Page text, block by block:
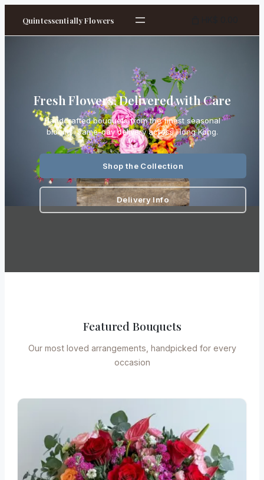
Quintessentially Flowers
Fresh Flowers, Delivered with Care
Handcrafted bouquets from the finest seasonal
blooms. Same-day delivery across Hong Kong.
Shop the Collection
Delivery Info
Featured Bouquets
Our most loved arrangements, handpicked for every
occasion